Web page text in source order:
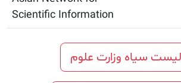
Scientific Information
وزارت علوم